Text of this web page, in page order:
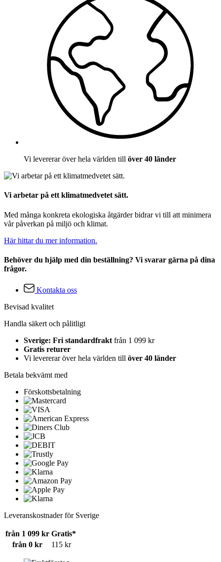
Vi levererar över hela världen till över 40 länder
Vi arbetar på ett klimatmedvetet sätt.
Med många konkreta ekologiska åtgärder bidrar vi till att minimera
vår påverkan på miljö och klimat.
Här hittar du mer information.
Behöver du hjälp med din beställning? Vi svarar gärna på dina
frågor.
Kontakta oss
Bevisad kvalitet
Handla säkert och pålitligt
Sverige: Fri standardfrakt från 1 099 kr
Gratis returer
Vi levererar över hela världen till över 40 länder
Betala bekvämt med
Förskottsbetalning
Leveranskostnader för Sverige
från 1 099 kr Gratis*
från 0 kr
115 kr